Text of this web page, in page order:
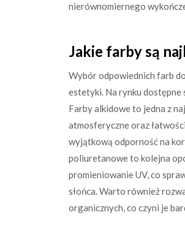
nierównomiernego
Jakie farby są
Wybór odpowiednich farb
estetyki. Na rynku dostępne
Farby alkidowe to jedna z
atmosferyczne oraz
wyjątkową odporność na
poliuretanowe to kolejna
promieniowanie UV, co
słońca. Warto również
organicznych, co czyni je